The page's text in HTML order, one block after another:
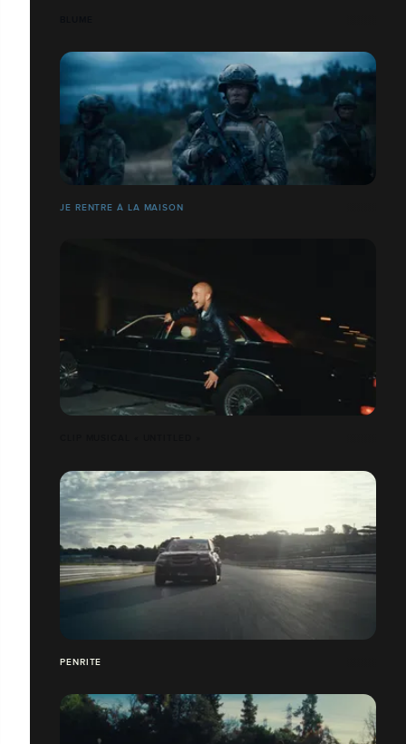
JE RENTRE À LA MAISON
PENRITE